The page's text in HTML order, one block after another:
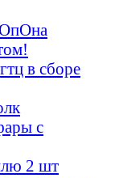
в сборе
с
2 шт